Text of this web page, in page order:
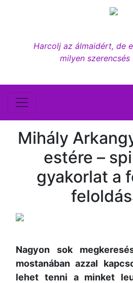
Harcolj az álmaidért, de
milyen
Mihály
estére –
gyakorlat a
Nagyon sok
mostanában azzal
lehet tenni a minket